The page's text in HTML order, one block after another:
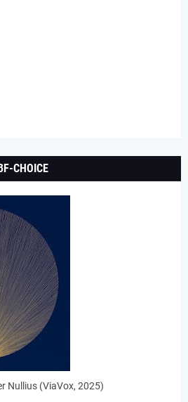
CHOICE
Nullius (ViaVox, 2025)